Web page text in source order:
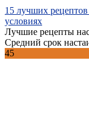
15 лучших
условиях
Лучшие рецепты
Средний срок
45